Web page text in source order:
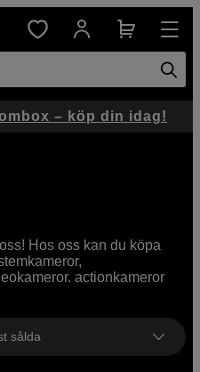
Hos oss kan du köpa
actionkameror
och i butik. Vi har ett
sålda
– köp din idag!